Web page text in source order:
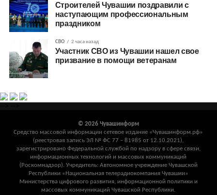
Строителей Чувашии поздравили с
наступающим профессиональным
праздником
СВО 2 часа назад
Участник СВО из Чувашии нашел свое
призвание в помощи ветеранам
© 2026 Чувашинформ
Средство массовой информации сетевое издание «Чувашинформ.рф»
(реестровая запись ЭЛ № ФС 77 – 81985 от 12.10.2021),
зарегистрировано Федеральной службой по надзору в сфере связи,
информационных технологий и массовых коммуникаций
(Роскомнадзор). Учредитель: Автономное учреждение Чувашской
Республики «Национальная телерадиокомпания Чувашии»
Министерства цифрового развития, информационной политики и
массовых коммуникаций Чувашской Республики.